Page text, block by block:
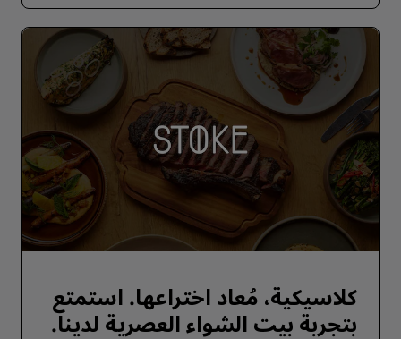
كلاسيكية، مُعاد اختراعها. استمتع
بتجربة بيت الشواء العصرية لدينا.